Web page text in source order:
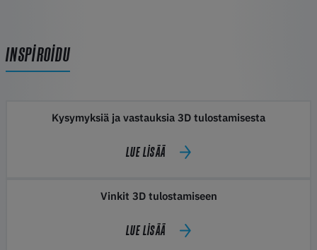
INSPIROIDU
Kysymyksiä ja vastauksia 3D tulostamisesta
LUE LISÄÄ
Vinkit 3D tulostamiseen
LUE LISÄÄ